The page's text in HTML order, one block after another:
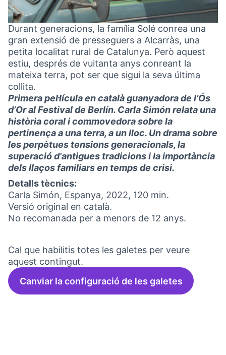
Durant generacions, la família Solé conrea una
gran extensió de presseguers a Alcarràs, una
petita localitat rural de Catalunya. Però aquest
estiu, després de vuitanta anys conreant la
mateixa terra, pot ser que sigui la seva última
collita.
Primera pel·lícula en català guanyadora de l’Ós
d’Or al Festival de Berlín. Carla Simón relata una
història coral i commovedora sobre la
pertinença a una terra, a un lloc. Un drama sobre
les perpètues tensions generacionals, la
superació d'antigues tradicions i la importància
dels llaços familiars en temps de crisi.
Detalls tècnics:
Carla Simón, Espanya, 2022, 120 min.
Versió original en català.
No recomanada per a menors de 12 anys.
Cal que habilitis totes les galetes per veure
aquest contingut.
Canviar la configuració de les galetes